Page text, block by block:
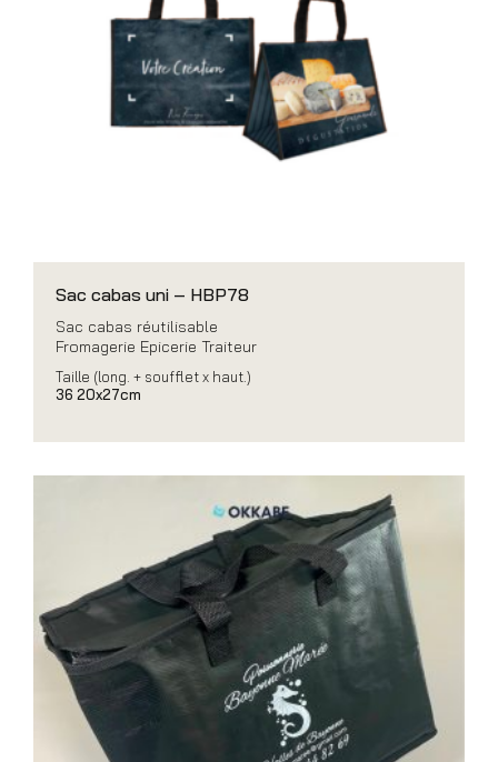
Sac cabas uni – HBP78
Sac cabas réutilisable
Fromagerie Epicerie Traiteur
Taille (long. + soufflet x haut.)
36 20x27cm